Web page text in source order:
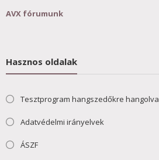
AVX fórumunk
Hasznos oldalak
Tesztprogram hangszedőkre hangolva
Adatvédelmi irányelvek
ÁSZF